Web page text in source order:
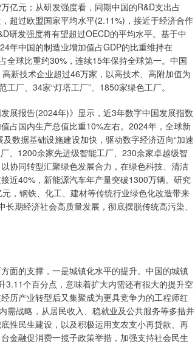
亿元；从研发强度看，同期中国的R&D支出占
超过欧盟国家平均水平(2.11%)，接近于经济合作
研发强度将有望超过OECD的平均水平。基于中
年中国的制造业增加值占GDP的比重维持在
全球比重约30%，连续15年保持全球第一。中国
新技术企业超过46万家，以高技术、高附加值为
厂、34家“灯塔工厂”、1850家绿色工厂。
报告(2024年)》显示，近3年数字中国发展指数
占国内生产总值比重10%左右。2024年，全球新
数据基础设施建设加快，驱动数字经济迈向“加速
、1200余家先进级智能工厂、230余家卓越级智
协同转型汇聚绿色发展合力，在绿色科技、清洁
近40%，新能源汽车年产量突破1300万辆。研究
，钢铁、化工、建材等传统行业绿色化改造带来
期经济社会高质量发展，彻底摆脱传统高污染、
的支撑，一是城镇化水平的提升。中国的城镇
个百分点，意味着扩大内需还有很大的提升空
历产业转型后又集聚成为更具竞争力的工程师红
需战略，从居民收入、稳就业及公共服务等多措并
性民生建设，以及积极运用支农支小再贷款、再
金融促消费一揽子政策举措，加强支持社会民生